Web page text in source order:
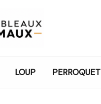
LOUP PERROQUET